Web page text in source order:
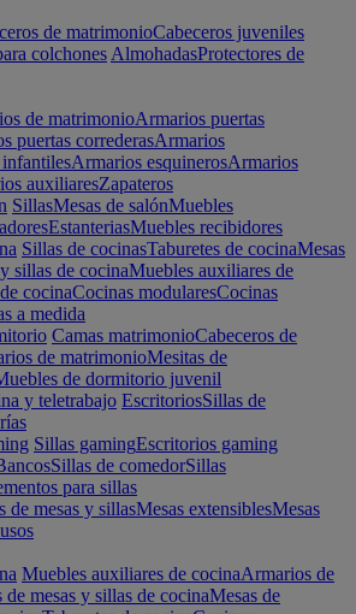
de matrimonioCabeceros juveniles
colchones AlmohadasProtectores de
de matrimonioArmarios puertas
puertas correderasArmarios
Armarios esquinerosArmarios
auxiliaresZapateros
SillasMesas de salónMuebles
EstanteriasMuebles recibidores
Sillas de cocinasTaburetes de cocinaMesas
sillas de cocinaMuebles auxiliares de
cocinaCocinas modularesCocinas
a medida
Camas matrimonioCabeceros de
de matrimonioMesitas de
de dormitorio juvenil
y teletrabajo EscritoriosSillas de
Sillas gamingEscritorios gaming
Sillas de comedorSillas
para sillas
de mesas y sillasMesas extensiblesMesas
Muebles auxiliares de cocinaArmarios de
mesas y sillas de cocinaMesas de